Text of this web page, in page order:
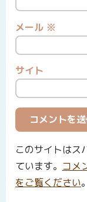
メール ※
サイト
このサイトはス
ています。 コメ
をご覧ください。